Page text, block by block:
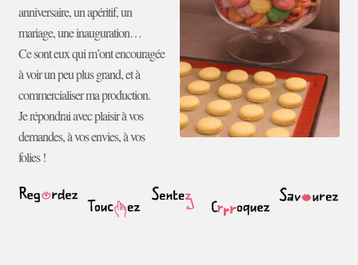
anniversaire, un apéritif, un
mariage, une inauguration…
Ce sont eux qui m’ont encouragée
à voir un peu plus grand, et à
commercialiser ma production.
Je répondrai avec plaisir à vos
demandes, à vos envies, à vos
folies !